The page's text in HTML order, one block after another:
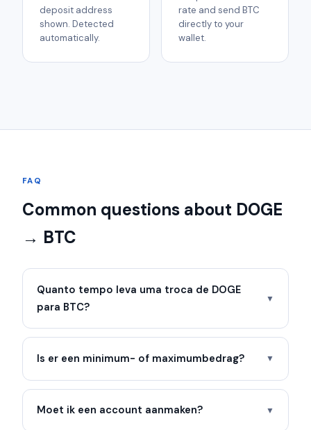
deposit address
shown. Detected
automatically.
rate and send BTC
directly to your
wallet.
FAQ
Common questions about DOGE
→ BTC
Quanto tempo leva uma troca de DOGE
para BTC?
▼
Is er een minimum- of maximumbedrag? ▼
Moet ik een account aanmaken? ▼